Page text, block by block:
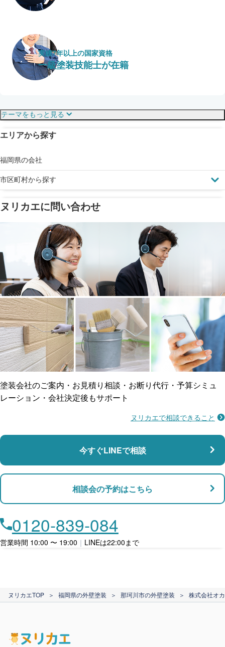
実績7年以上の国家資格
一級塗装技能士が在籍
塗料の​品質を​保証
メーカー保証
工事保険
ご近所トラブルに
賠償保険
支払い対応
ローン利用
カード支払い
見えにくい屋根も安心
ドローン診断
省エネ効果
断熱・遮熱塗料対応
雨漏り修繕
防水工事
マンション・アパート対応
店舗・事務所対応
テーマをもっと見る
エリアから探す
福岡県の会社
市区町村から探す
ヌリカエに問い合わせ
塗装会社のご案内・お見積り相談・お断り代行・予算シミュ
レーション・会社決定後もサポート
ヌリカエで相談できること
今すぐLINEで相談
相談会の予約はこちら
0120-839-084
営業時間 10:00 〜 19:00 ｜ LINEは22:00まで
ヌリカエTOP ＞ 福岡県の外壁塗装 ＞ 那珂川市の外壁塗装 ＞ 株式会社オ